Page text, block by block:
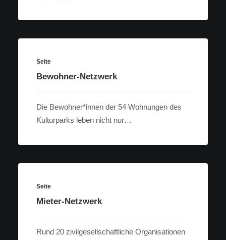
Seite
Bewohner-Netzwerk
Die Bewohner*innen der 54 Wohnungen des
Kulturparks leben nicht nur…
Seite
Mieter-Netzwerk
Rund 20 zivilgesellschaftliche Organisationen